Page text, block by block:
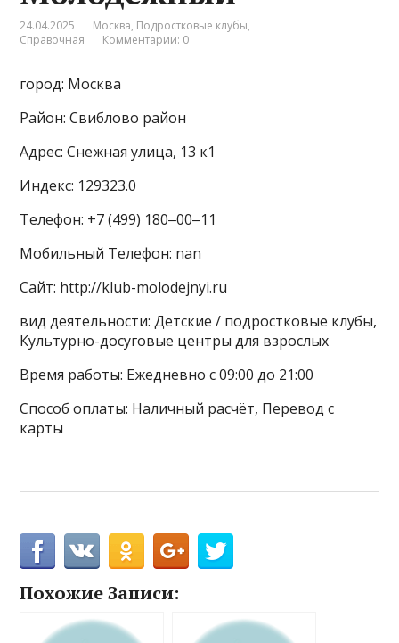
24.04.2025 Москва, Подростковые клубы,
Справочная
Комментарии: 0
город: Москва
Район: Свиблово район
Адрес: Снежная улица, 13 к1
Индекс: 129323.0
Телефон: +7 (499) 180‒00‒11
Мобильный Телефон: nan
Сайт: http://klub-molodejnyi.ru
вид деятельности: Детские / подростковые клубы,
Культурно-досуговые центры для взрослых
Время работы: Ежедневно с 09:00 до 21:00
Способ оплаты: Наличный расчёт, Перевод с
карты
Похожие Записи: